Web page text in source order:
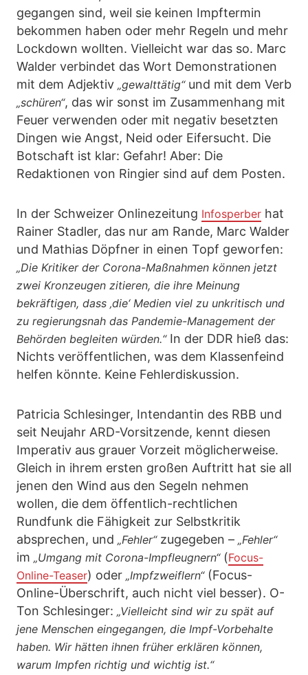
gegangen sind, weil sie keinen Impftermin
bekommen haben oder mehr Regeln und mehr
Lockdown wollten. Vielleicht war das so. Marc
Walder verbindet das Wort Demonstrationen
mit dem Adjektiv „gewalttätig“und mit dem Verb
„schüren“, das wir sonst im Zusammenhang mit
Feuer verwenden oder mit negativ besetzten
Dingen wie Angst, Neid oder Eifersucht. Die
Botschaft ist klar: Gefahr! Aber: Die
Redaktionen von Ringier sind auf dem Posten.
In der Schweizer Onlinezeitung Infosperber hat
Rainer Stadler, das nur am Rande, Marc Walder
und Mathias Döpfner in einen Topf geworfen:
„Die Kritiker der Corona-Maßnahmen können jetzt
zwei Kronzeugen zitieren, die ihre Meinung
bekräftigen, dass ‚die‘ Medien viel zu unkritisch und
zu regierungsnah das Pandemie-Management der
Behörden begleiten würden.“In der DDR hieß das:
Nichts veröffentlichen, was dem Klassenfeind
helfen könnte. Keine Fehlerdiskussion.
Patricia Schlesinger, Intendantin des RBB und
seit Neujahr ARD-Vorsitzende, kennt diesen
Imperativ aus grauer Vorzeit möglicherweise.
Gleich in ihrem ersten großen Auftritt hat sie all
jenen den Wind aus den Segeln nehmen
wollen, die dem öffentlich-rechtlichen
Rundfunk die Fähigkeit zur Selbstkritik
absprechen, und „Fehler“zugegeben – „Fehler“
im „Umgang mit Corona-Impfleugnern“ (Focus-
Online-Teaser) oder „Impfzweiflern“(Focus-
Online-Überschrift, auch nicht viel besser). O-
Ton Schlesinger: „Vielleicht sind wir zu spät auf
jene Menschen eingegangen, die Impf-Vorbehalte
haben. Wir hätten ihnen früher erklären können,
warum Impfen richtig und wichtig ist.“